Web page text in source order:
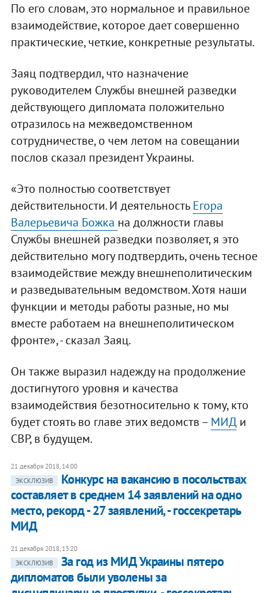
По его словам, это нормальное и правильное
взаимодействие, которое дает совершенно
практические, четкие, конкретные результаты.
Заяц подтвердил, что назначение
руководителем Службы внешней разведки
действующего дипломата положительно
отразилось на межведомственном
сотрудничестве, о чем летом на совещании
послов сказал президент Украины.
«Это полностью соответствует
действительности. И деятельностьЕгора
Валерьевича Божка на должности главы
Службы внешней разведки позволяет, я это
действительно могу подтвердить, очень тесное
взаимодействие между внешнеполитическим
и разведывательным ведомством. Хотя наши
функции и методы работы разные, но мы
вместе работаем на внешнеполитическом
фронте», - сказал Заяц.
Он также выразил надежду на продолжение
достигнутого уровня и качества
взаимодействия безотносительно к тому, кто
будет стоять во главе этих ведомств – МИДи
СВР, в будущем.
21 декабря 2018, 14:00
ЭКСКЛЮЗИВ
Конкурс на вакансию в посольствах
составляет в среднем 14 заявлений на одно
место, рекорд - 27 заявлений, - госсекретарь
МИД
21 декабря 2018, 13:20
ЭКСКЛЮЗИВ
За год из МИД Украины пятеро
дипломатов были уволены за